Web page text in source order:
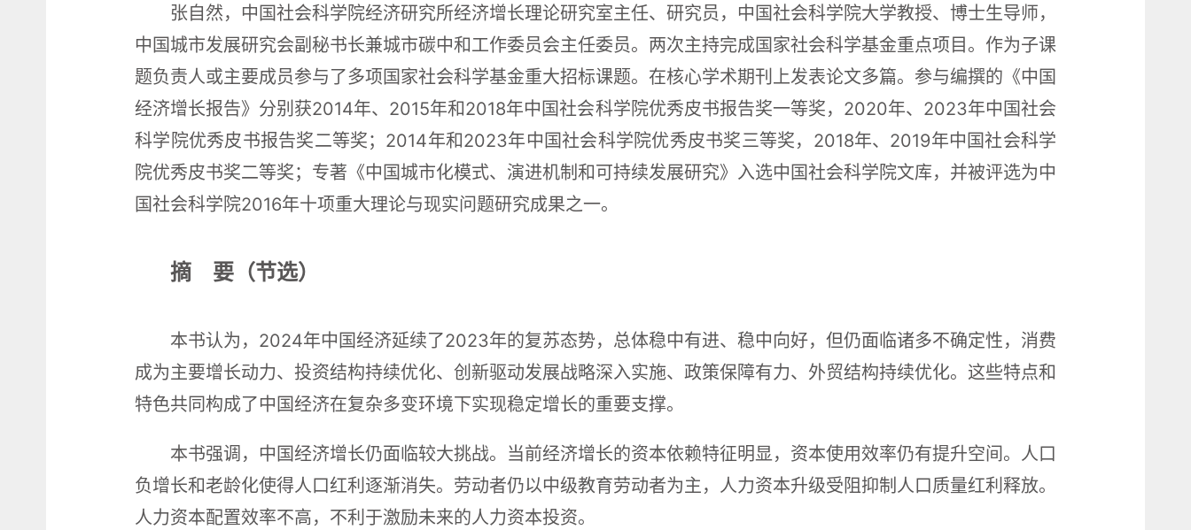
张自然，中国社会科学院经济研究所经济增长理论研究室主任、研究员，中国社会科学院大学教授、博士生导师，
中国城市发展研究会副秘书长兼城市碳中和工作委员会主任委员。两次主持完成国家社会科学基金重点项目。作为子课
题负责人或主要成员参与了多项国家社会科学基金重大招标课题。在核心学术期刊上发表论文多篇。参与编撰的《中国
经济增长报告》分别获2014年、2015年和2018年中国社会科学院优秀皮书报告奖一等奖，2020年、2023年中国社会
科学院优秀皮书报告奖二等奖；2014年和2023年中国社会科学院优秀皮书奖三等奖，2018年、2019年中国社会科学
院优秀皮书奖二等奖；专著《中国城市化模式、演进机制和可持续发展研究》入选中国社会科学院文库，并被评选为中
国社会科学院2016年十项重大理论与现实问题研究成果之一。
摘 要（节选）
本书认为，2024年中国经济延续了2023年的复苏态势，总体稳中有进、稳中向好，但仍面临诸多不确定性，消费
成为主要增长动力、投资结构持续优化、创新驱动发展战略深入实施、政策保障有力、外贸结构持续优化。这些特点和
特色共同构成了中国经济在复杂多变环境下实现稳定增长的重要支撑。
本书强调，中国经济增长仍面临较大挑战。当前经济增长的资本依赖特征明显，资本使用效率仍有提升空间。人口
负增长和老龄化使得人口红利逐渐消失。劳动者仍以中级教育劳动者为主，人力资本升级受阻抑制人口质量红利释放。
人力资本配置效率不高，不利于激励未来的人力资本投资。